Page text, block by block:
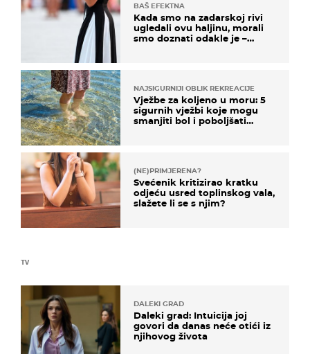
TV
DALEKI GRAD
Daleki grad: Intuicija joj
govori da danas neće otići iz
njihovog života
BAŠ EFEKTNA
Kada smo na zadarskoj rivi
ugledali ovu haljinu, morali
smo doznati odakle je –
NAJSIGURNIJI OBLIK REKREACIJE
Vježbe za koljeno u moru: 5
sigurnih vježbi koje mogu
smanjiti bol i poboljšati
(NE)PRIMJERENA?
Svećenik kritizirao kratku
odjeću usred toplinskog vala,
slažete li se s njim?